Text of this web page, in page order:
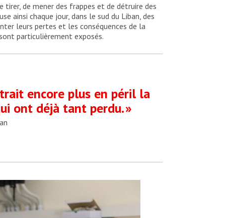
tirer, de mener des frappes et de détruire des
ainsi chaque jour, dans le sud du Liban, des
leurs pertes et les conséquences de la
particulièrement exposés.
encore plus en péril la
ont déjà tant perdu. »